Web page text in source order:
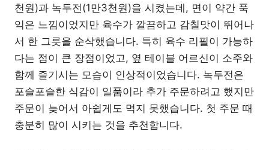
천원)과 녹두전(1만3천원)을 시켰는데, 면이 약간 푹
익은 느낌이었지만 육수가 깔끔하고 감칠맛이 뛰어나
서 한 그릇을 순삭했습니다. 특히 육수 리필이 가능하
다는 점이 큰 장점이었고, 옆 테이블 어르신이 소주와
함께 즐기시는 모습이 인상적이었습니다. 녹두전은
포슬포슬한 식감이 일품이라 추가 주문하려고 했지만
주문이 늦어서 아쉽게도 먹지 못했습니다. 첫 주문 때
충분히 많이 시키는 것을 추천합니다.